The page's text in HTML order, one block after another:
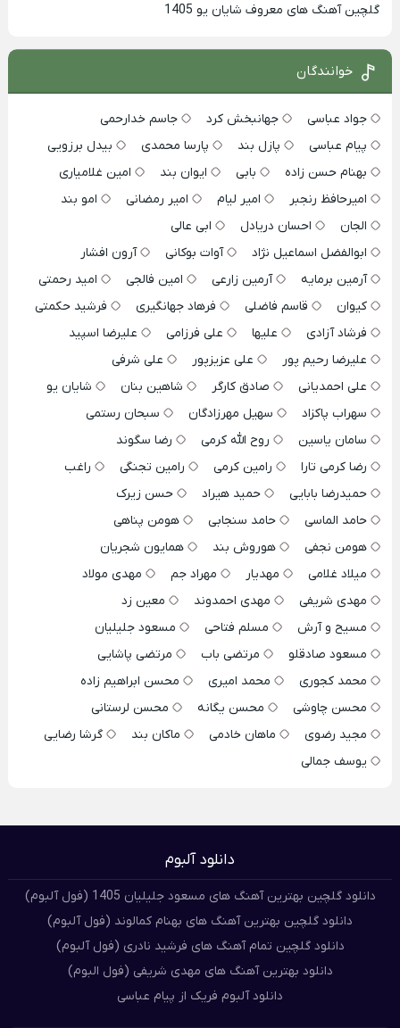
گلچین آهنگ های معروف شایان یو 1405
خوانندگان
جواد عباسی جهانبخش کرد
جاسم خدارحمی
پیام عباسی
پازل بند پارسا محمدی
بیدل برزویی
بهنام حسن زاده
بابی ایوان بند
امین غلامیاری
امیرحافظ رنجبر
امیر لیام امیر رمضانی
امو بند
الجان
احسان دریادل
ابی عالی
ابوالفضل اسماعیل نژاد
آوات بوکانی
آرون افشار
آرمین برمایه
آرمین زارعی امین فالجی
امید رحمتی
کیوان
قاسم فاضلی فرهاد جهانگیری
فرشید حکمتی
فرشاد آزادی
علیها علی فرزامی
علیرضا اسپید
علیرضا رحیم پور
علی عزیزپور
علی شرفی
علی احمدیانی
صادق کارگر شاهین بنان
شایان یو
سهراب پاکزاد
سهیل مهرزادگان
سبحان رستمی
سامان یاسین
روح الله کرمی
رضا سگوند
رضا کرمی تارا
رامین کرمی رامین تجنگی
راغب
حمیدرضا بابایی
حمید هیراد
حسن زیرک
حامد الماسی
حامد سنجابی
هومن پناهی
هومن نجفی
هوروش بند
همایون شجریان
میلاد غلامی
مهدیار مهراد جم
مهدی مولاد
مهدی شریفی
مهدی احمدوند
معین زد
مسیح و آرش
مسلم فتاحی
مسعود جلیلیان
مسعود صادقلو
مرتضی باب
مرتضی پاشایی
محمد کجوری
محمد امیری
محسن ابراهیم زاده
محسن چاوشی
محسن یگانه
محسن لرستانی
مجید رضوی
ماهان خادمی ماکان بند
گرشا رضایی
یوسف جمالی
دانلود آلبوم
دانلود گلچین بهترین آهنگ های مسعود جلیلیان 1405 (فول آلبوم)
دانلود گلچین بهترین آهنگ های بهنام کمالوند (فول آلبوم)
دانلود گلچین تمام آهنگ های فرشید نادری (فول آلبوم)
دانلود بهترین آهنگ های مهدی شریفی (فول البوم)
دانلود آلبوم فریک از پیام عباسی